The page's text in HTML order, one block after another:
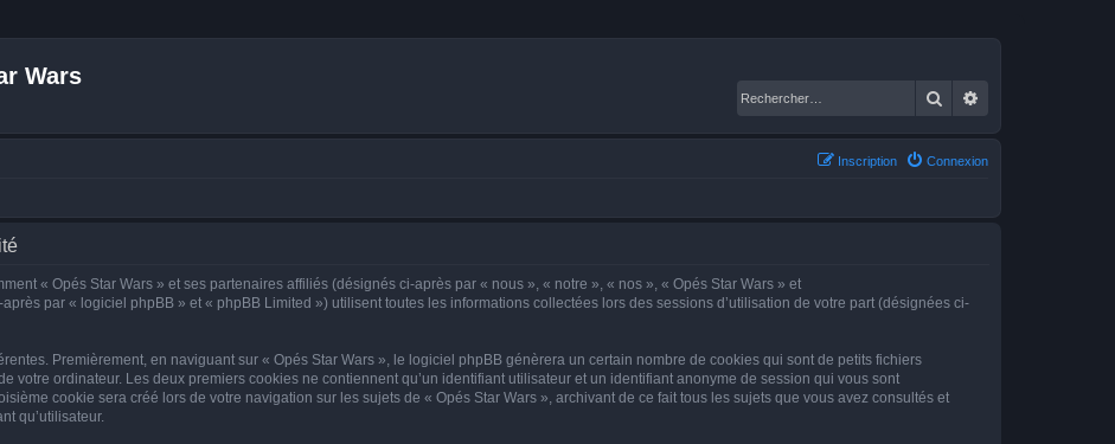
Wars
Rechercher
Connexion
Inscription
« Opés Star Wars » et ses partenaires affiliés (désignés ci-après par « nous », « notre », « nos », « Opés Star Wars » et
par « logiciel phpBB » et « phpBB Limited ») utilisent toutes les informations collectées lors des sessions d’utilisation de votre part (désignées ci-
Premièrement, en naviguant sur « Opés Star Wars », le logiciel phpBB génèrera un certain nombre de cookies qui sont de petits fichiers
votre ordinateur. Les deux premiers cookies ne contiennent qu’un identifiant utilisateur et un identifiant anonyme de session qui vous sont
cookie sera créé lors de votre navigation sur les sujets de « Opés Star Wars », archivant de ce fait tous les sujets que vous avez consultés et
qu’utilisateur.